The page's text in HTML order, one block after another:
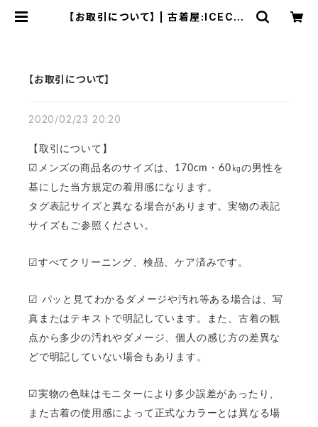
【お取引について】 | 古着屋:ICECRE
【お取引について】
2020/02/23 20:20
【取引について】
☑︎メンズの商品名のサイズは、170cm・60㎏の男性を
基にした当方規定の着用感になります。
タグ表記サイズと異なる場合があります。実物の表記
サイズもご参照ください。
☑︎すべてクリーニング、検品、ケア済みです。
☑︎ パッと見てわかるダメージや汚れ等ある場合は、写
真またはテキストで明記しています。また、古着の観
点から多少の汚れやダメージ、個人の感じ方の差異な
どで明記していない場合もあります。
☑︎実物の色味はモニターにより多少誤差があったり、
また古着の使用感によって正式なカラーとは異なる場